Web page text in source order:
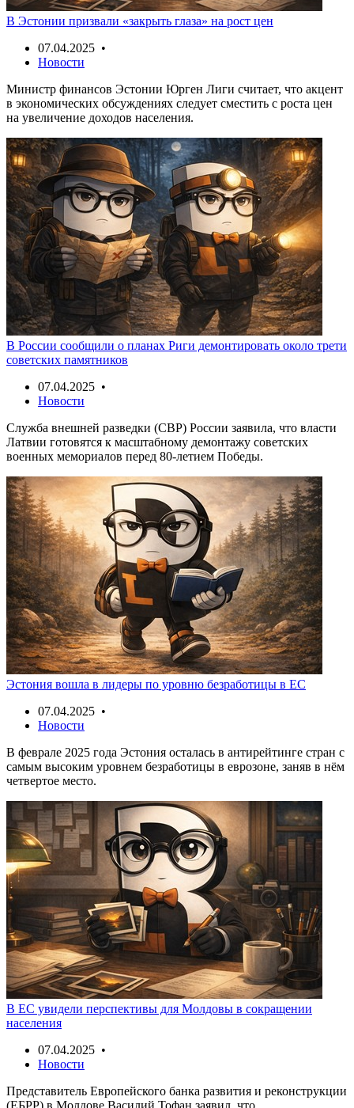
В Эстонии призвали «закрыть глаза» на рост цен
07.04.2025 •
Новости
Министр финансов Эстонии Юрген Лиги считает, что акцент
в экономических обсуждениях следует сместить с роста цен
на увеличение доходов населения.
В России сообщили о планах Риги демонтировать около трети
советских памятников
07.04.2025 •
Новости
Служба внешней разведки (СВР) России заявила, что власти
Латвии готовятся к масштабному демонтажу советских
военных мемориалов перед 80-летием Победы.
Эстония вошла в лидеры по уровню безработицы в ЕС
07.04.2025 •
Новости
В феврале 2025 года Эстония осталась в антирейтинге стран с
самым высоким уровнем безработицы в еврозоне, заняв в нëм
четвертое место.
В ЕС увидели перспективы для Молдовы в сокращении
населения
07.04.2025 •
Новости
Представитель Европейского банка развития и реконструкции
(ЕБРР) в Молдове Василий Тофан заявил, что